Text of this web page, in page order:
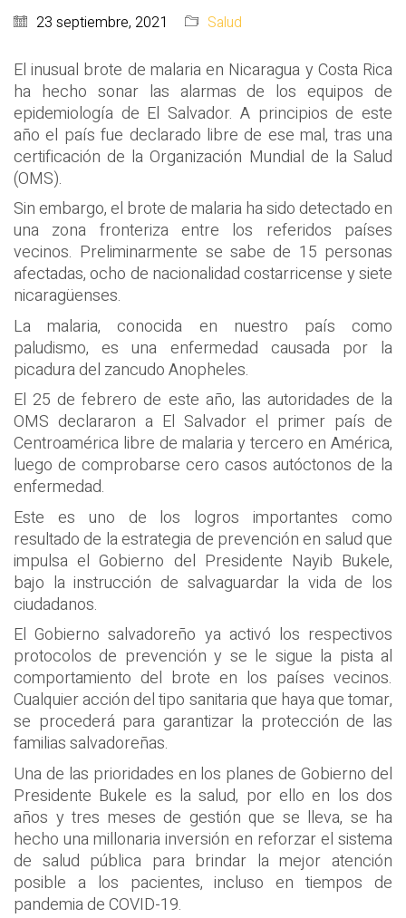
23 septiembre, 2021 Salud
El inusual brote de malaria en Nicaragua y Costa Rica
ha hecho sonar las alarmas de los equipos de
epidemiología de El Salvador. A principios de este
año el país fue declarado libre de ese mal, tras una
certificación de la Organización Mundial de la Salud
(OMS).
Sin embargo, el brote de malaria ha sido detectado en
una zona fronteriza entre los referidos países
vecinos. Preliminarmente se sabe de 15 personas
afectadas, ocho de nacionalidad costarricense y siete
nicaragüenses.
La malaria, conocida en nuestro país como
paludismo, es una enfermedad causada por la
picadura del zancudo Anopheles.
El 25 de febrero de este año, las autoridades de la
OMS declararon a El Salvador el primer país de
Centroamérica libre de malaria y tercero en América,
luego de comprobarse cero casos autóctonos de la
enfermedad.
Este es uno de los logros importantes como
resultado de la estrategia de prevención en salud que
impulsa el Gobierno del Presidente Nayib Bukele,
bajo la instrucción de salvaguardar la vida de los
ciudadanos.
El Gobierno salvadoreño ya activó los respectivos
protocolos de prevención y se le sigue la pista al
comportamiento del brote en los países vecinos.
Cualquier acción del tipo sanitaria que haya que tomar,
se procederá para garantizar la protección de las
familias salvadoreñas.
Una de las prioridades en los planes de Gobierno del
Presidente Bukele es la salud, por ello en los dos
años y tres meses de gestión que se lleva, se ha
hecho una millonaria inversión en reforzar el sistema
de salud pública para brindar la mejor atención
posible a los pacientes, incluso en tiempos de
pandemia de COVID-19.